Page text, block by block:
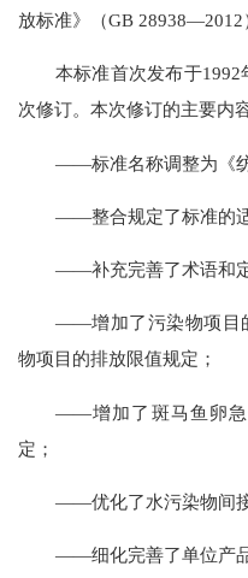
放标准》（GB 28938—2012
本标准首次发布于
次修订。本次修订的主要内
——标准名称调整为《
——整合规定了标准的
——补充完善了术语和
——增加了污染物项目
物项目的排放限值规定；
——增加了斑马鱼卵急
定；
——优化了水污染物间
——细化完善了单位产品